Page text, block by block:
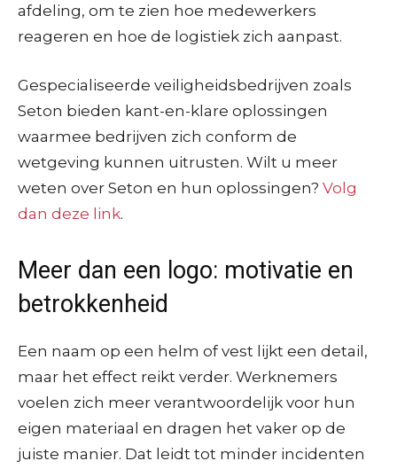
afdeling, om te zien hoe medewerkers
reageren en hoe de logistiek zich aanpast.
Gespecialiseerde veiligheidsbedrijven zoals
Seton bieden kant-en-klare oplossingen
waarmee bedrijven zich conform de
wetgeving kunnen uitrusten. Wilt u meer
weten over Seton en hun oplossingen? Volg
dan deze link.
Meer dan een logo: motivatie en
betrokkenheid
Een naam op een helm of vest lijkt een detail,
maar het effect reikt verder. Werknemers
voelen zich meer verantwoordelijk voor hun
eigen materiaal en dragen het vaker op de
juiste manier. Dat leidt tot minder incidenten